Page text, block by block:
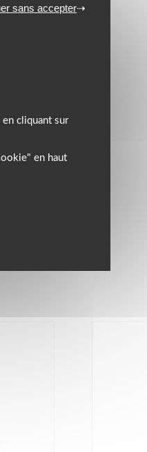
cliquant sur
en haut
sans accepter